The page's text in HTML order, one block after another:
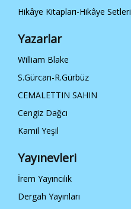
Hikâye Kitapları-Hikâye Setleri
Yazarlar
William Blake
S.Gürcan-R.Gürbüz
CEMALETTIN SAHIN
Cengiz Dağcı
Kamil Yeşil
Yayınevleri
İrem Yayıncılık
Dergah Yayınları